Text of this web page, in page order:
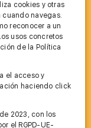
cookies y otras
navegas.
reconocer a un
usos concretos
de la Política
el acceso y
haciendo click
2023, con los
el RGPD-UE-